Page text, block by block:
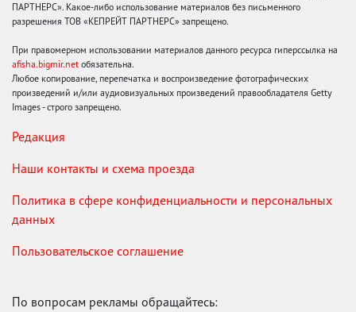
ПАРТНЕРС». Какое-либо использование материалов без письменного
разрешения ТОВ «КЕПРЕЙТ ПАРТНЕРС» запрещено.
При правомерном использовании материалов данного ресурса гиперссылка на
afisha.bigmir.net обязательна.
Любое копирование, перепечатка и воспроизведение фотографических
произведений и/или аудиовизуальных произведений правообладателя Getty
Images - строго запрещено.
Редакция
Наши контакты и схема проезда
Политика в сфере конфиденциальности и персональных
данных
Пользовательское соглашение
По вопросам рекламы обращайтесь: